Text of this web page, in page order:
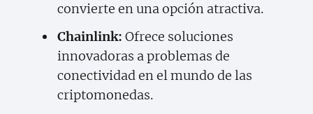
convierte en una opción atractiva.
Chainlink: Ofrece soluciones
innovadoras a problemas de
conectividad en el mundo de las
criptomonedas.